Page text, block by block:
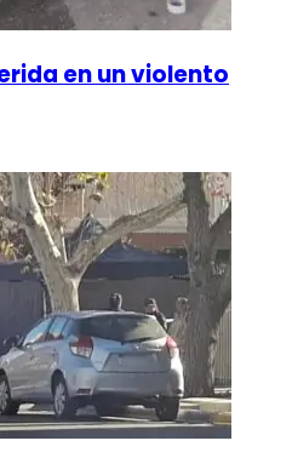
en un violento